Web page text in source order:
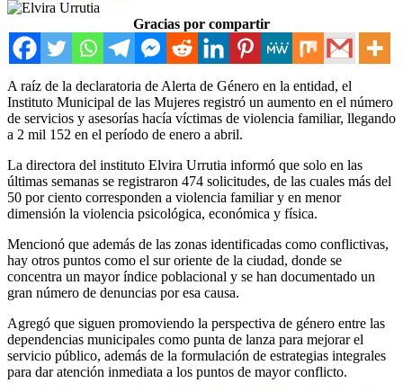
Gracias por compartir
A raíz de la declaratoria de Alerta de Género en la entidad, el
Instituto Municipal de las Mujeres registró un aumento en el número
de servicios y asesorías hacía víctimas de violencia familiar, llegando
a 2 mil 152 en el período de enero a abril.
La directora del instituto Elvira Urrutia informó que solo en las
últimas semanas se registraron 474 solicitudes, de las cuales más del
50 por ciento corresponden a violencia familiar y en menor
dimensión la violencia psicológica, económica y física.
Mencionó que además de las zonas identificadas como conflictivas,
hay otros puntos como el sur oriente de la ciudad, donde se
concentra un mayor índice poblacional y se han documentado un
gran número de denuncias por esa causa.
Agregó que siguen promoviendo la perspectiva de género entre las
dependencias municipales como punta de lanza para mejorar el
servicio público, además de la formulación de estrategias integrales
para dar atención inmediata a los puntos de mayor conflicto.